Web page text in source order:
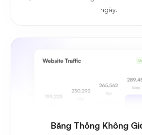
ngày.
Băng Thông Không